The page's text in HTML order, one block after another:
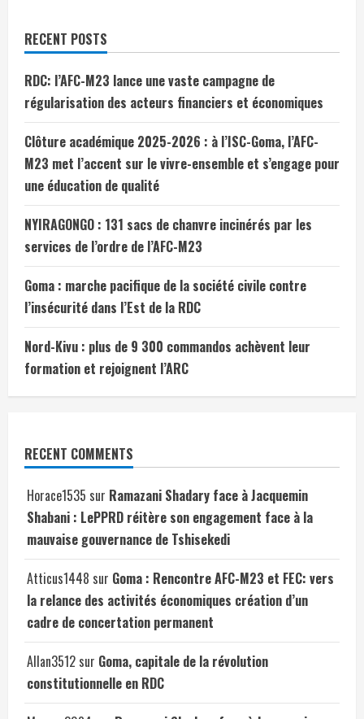
RECENT POSTS
RDC: l’AFC-M23 lance une vaste campagne de
régularisation des acteurs financiers et économiques
Clôture académique 2025-2026 : à l’ISC-Goma, l’AFC-
M23 met l’accent sur le vivre-ensemble et s’engage pour
une éducation de qualité
NYIRAGONGO : 131 sacs de chanvre incinérés par les
services de l’ordre de l’AFC-M23
Goma : marche pacifique de la société civile contre
l’insécurité dans l’Est de la RDC
Nord-Kivu : plus de 9 300 commandos achèvent leur
formation et rejoignent l’ARC
RECENT COMMENTS
Horace1535 sur Ramazani Shadary face à Jacquemin
Shabani : LePPRD réitère son engagement face à la
mauvaise gouvernance de Tshisekedi
Atticus1448 sur Goma : Rencontre AFC-M23 et FEC: vers
la relance des activités économiques création d’un
cadre de concertation permanent
Allan3512 sur Goma, capitale de la révolution
constitutionnelle en RDC